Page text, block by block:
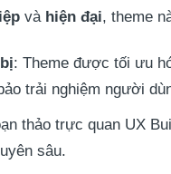
và hiện đại, theme
: Theme được tối ưu
trải nghiệm người
thảo trực quan UX
sâu.